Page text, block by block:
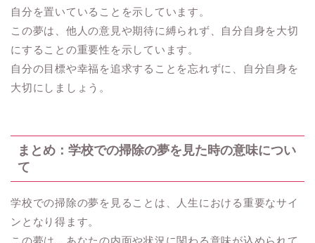
自分を置いていることを示しています。
この夢は、他人の意見や期待に縛られず、自分自身を大切
にすることの重要性を示しています。
自分の目標や幸福を追求することを忘れずに、自分自身を
大切にしましょう。
まとめ：学校での掃除の夢を見た時の意味につい
て
学校での掃除の夢を見ることは、人生における重要なサイ
ンとなり得ます。
この夢は、あなたの内面や状況に関わる意味が込められて